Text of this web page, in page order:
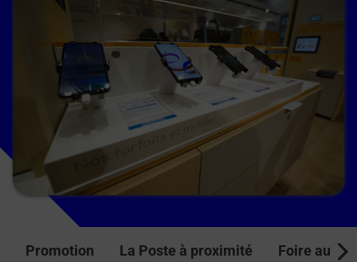
Promotion La Poste à proximité Foire aux